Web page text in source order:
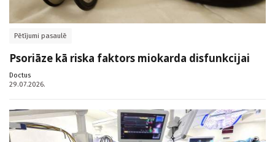
Pētījumi pasaulē
Psoriāze kā riska faktors miokarda disfunkcijai
Doctus
29.07.2026.